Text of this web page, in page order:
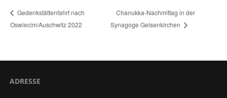
Gedenkstättenfahrt nach
Oswiecim/Auschwitz 2022
Chanukka-Nachmittag in der
Synagoge Gelsenkirchen
ADRESSE